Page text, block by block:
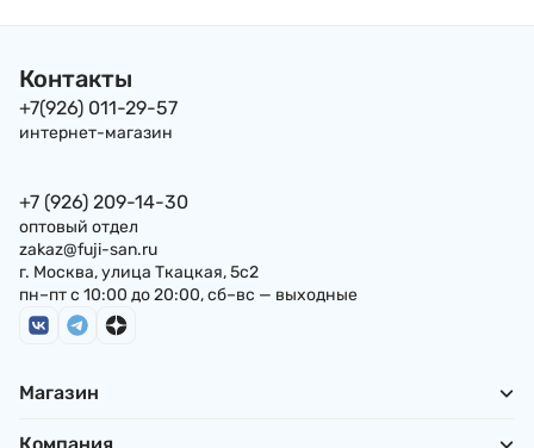
Контакты
+7(926) 011-29-57
интернет-магазин
+7 (926) 209-14-30
оптовый отдел
zakaz@fuji-san.ru
г. Москва, улица Ткацкая, 5с2
пн–пт с 10:00 до 20:00, сб–вс — выходные
Магазин